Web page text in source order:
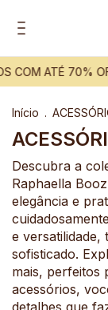
COM ATÉ 70%
Início .
Descubra a
Raphaella
elegância e
e versatilidade,
sofisticado.
mais, perfeitos
acessórios,
detalhes que